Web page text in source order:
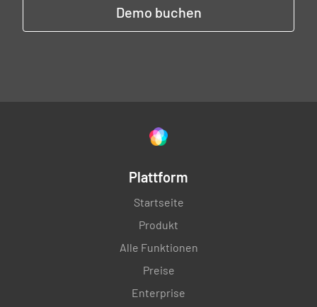
Demo buchen
Plattform
Startseite
Produkt
Alle Funktionen
Preise
Enterprise